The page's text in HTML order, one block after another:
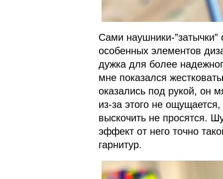
Сами наушники-”затычки”
особенных элементов
дужка для более
мне показался
оказались под рукой, он
из-за этого не
выскочить не просятся.
эффект от него точно
гарнитур.